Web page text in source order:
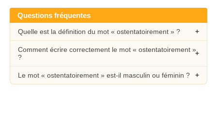
Questions fréquentes
Quelle est la définition du mot « ostentatoirement » ?
Comment écrire correctement le mot « ostentatoirement »
?
Le mot « ostentatoirement » est-il masculin ou féminin ?